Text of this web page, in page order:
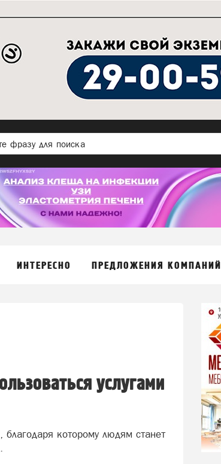
ИНТЕРЕСНО ПРЕДЛОЖЕНИЯ КОМПАНИЙ
услугами
благодаря которому людям станет